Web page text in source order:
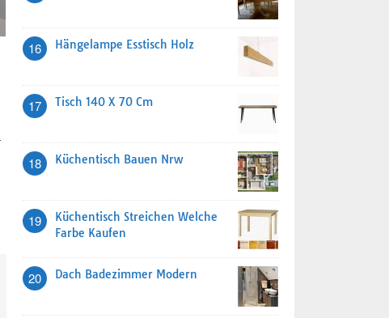
16 Hängelampe Esstisch Holz
17 Tisch 140 X 70 Cm
18 Küchentisch Bauen Nrw
19
Küchentisch Streichen Welche
Farbe Kaufen
20 Dach Badezimmer Modern